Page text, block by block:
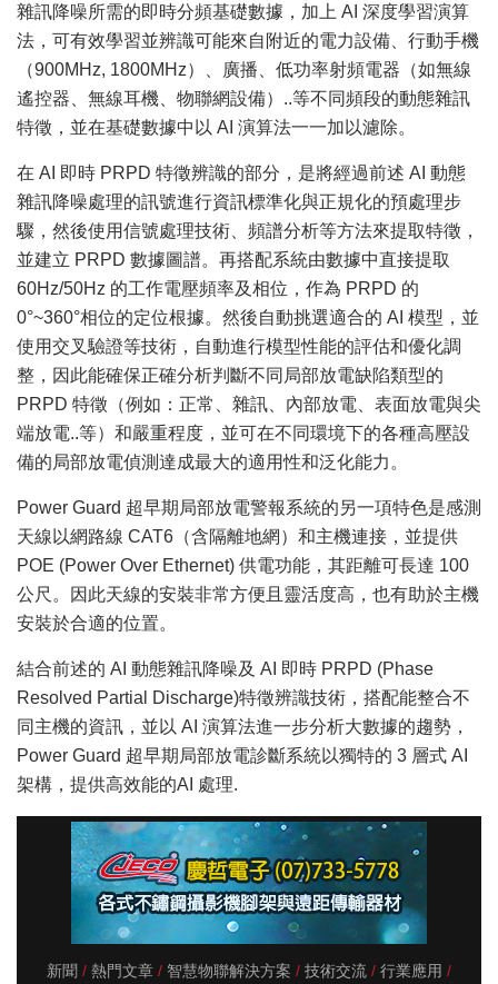
雜訊降噪所需的即時分頻基礎數據，加上 AI 深度學習演算
法，可有效學習並辨識可能來自附近的電力設備、行動手機
（900MHz, 1800MHz）、廣播、低功率射頻電器（如無線
遙控器、無線耳機、物聯網設備）..等不同頻段的動態雜訊
特徵，並在基礎數據中以 AI 演算法一一加以濾除。
在 AI 即時 PRPD 特徵辨識的部分，是將經過前述 AI 動態
雜訊降噪處理的訊號進行資訊標準化與正規化的預處理步
驟，然後使用信號處理技術、頻譜分析等方法來提取特徵，
並建立 PRPD 數據圖譜。再搭配系統由數據中直接提取
60Hz/50Hz 的工作電壓頻率及相位，作為 PRPD 的
0°~360°相位的定位根據。然後自動挑選適合的 AI 模型，並
使用交叉驗證等技術，自動進行模型性能的評估和優化調
整，因此能確保正確分析判斷不同局部放電缺陷類型的
PRPD 特徵（例如：正常、雜訊、內部放電、表面放電與尖
端放電..等）和嚴重程度，並可在不同環境下的各種高壓設
備的局部放電偵測達成最大的適用性和泛化能力。
Power Guard 超早期局部放電警報系統的另一項特色是感測
天線以網路線 CAT6（含隔離地網）和主機連接，並提供
POE (Power Over Ethernet) 供電功能，其距離可長達 100
公尺。因此天線的安裝非常方便且靈活度高，也有助於主機
安裝於合適的位置。
結合前述的 AI 動態雜訊降噪及 AI 即時 PRPD (Phase
Resolved Partial Discharge)特徵辨識技術，搭配能整合不
同主機的資訊，並以 AI 演算法進一步分析大數據的趨勢，
Power Guard 超早期局部放電診斷系統以獨特的 3 層式 AI
架構，提供高效能的AI 處理.
新聞 熱門文章 智慧物聯解決方案 技術交流 行業應用